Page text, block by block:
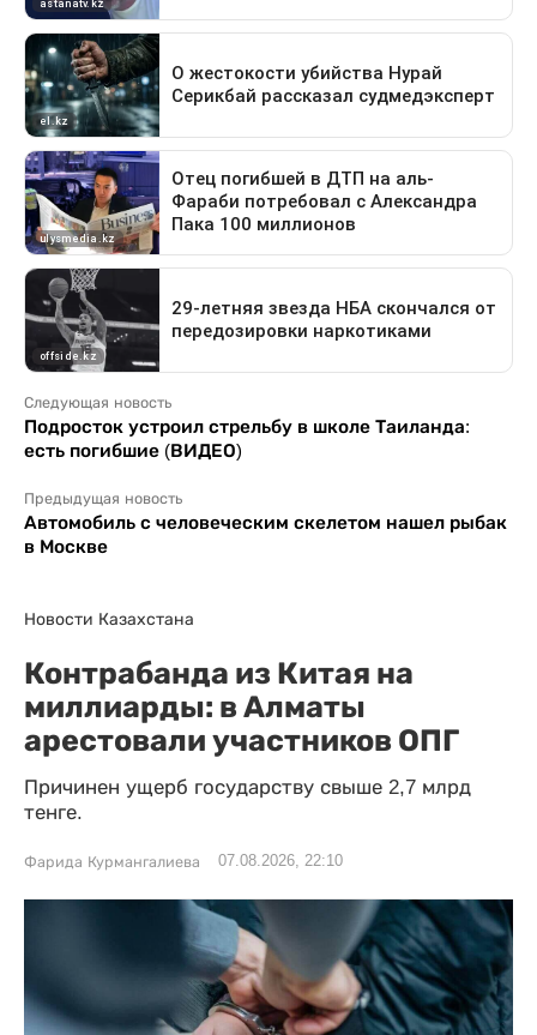
Следующая новость
Подросток устроил стрельбу в школе Таиланда:
есть погибшие (ВИДЕО)
Предыдущая новость
Автомобиль с человеческим скелетом нашел рыбак
в Москве
Новости Казахстана
Контрабанда из Китая на
миллиарды: в Алматы
арестовали участников ОПГ
Причинен ущерб государству свыше 2,7 млрд
тенге.
Фарида Курмангалиева 07.08.2026, 22:10